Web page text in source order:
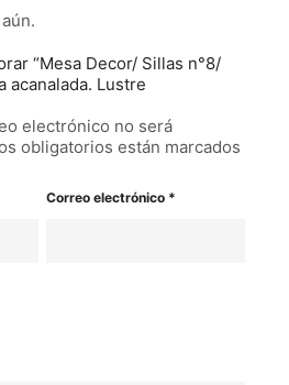
“Mesa Decor/ Sillas n°8/
acanalada. Lustre
electrónico no será
obligatorios están marcados
Correo electrónico *